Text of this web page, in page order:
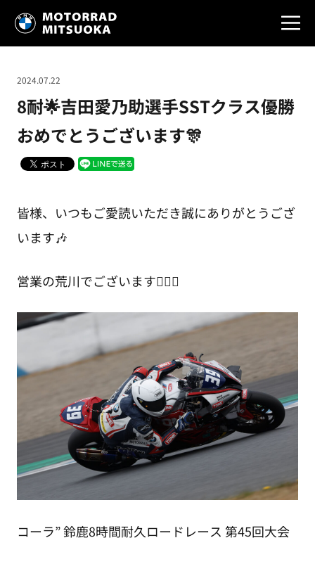
8耐🌟吉田愛乃助選手SSTクラス優勝
おめでとうございます🎊
2024.07.22
皆様、いつもご愛読いただき誠にありがとうござ
います🎶
営業の荒川でございます🙇🏻‍♀️
コーラ” 鈴鹿8時間耐久ロードレース 第45回大会